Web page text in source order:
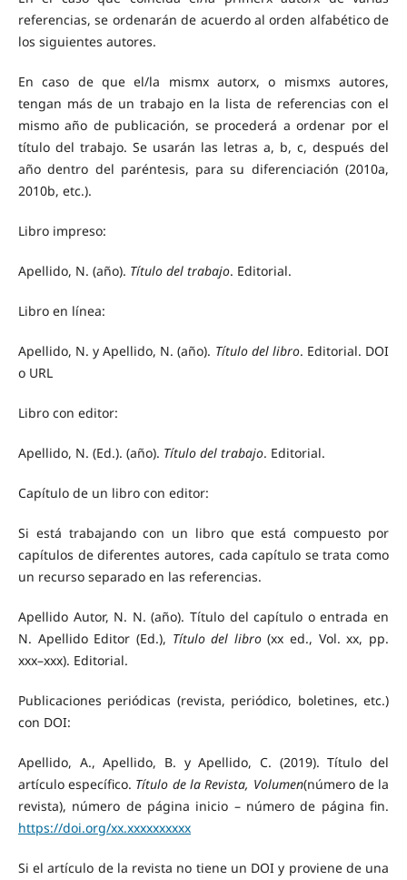
referencias, se ordenarán de acuerdo al orden alfabético de
los siguientes autores.
En caso de que el/la mismx autorx, o mismxs autores,
tengan más de un trabajo en la lista de referencias con el
mismo año de publicación, se procederá a ordenar por el
título del trabajo. Se usarán las letras a, b, c, después del
año dentro del paréntesis, para su diferenciación (2010a,
2010b, etc.).
Libro impreso:
Apellido, N. (año). Título del trabajo. Editorial.
Libro en línea:
Apellido, N. y Apellido, N. (año). Título del libro. Editorial. DOI
o URL
Libro con editor:
Apellido, N. (Ed.). (año). Título del trabajo. Editorial.
Capítulo de un libro con editor:
Si está trabajando con un libro que está compuesto por
capítulos de diferentes autores, cada capítulo se trata como
un recurso separado en las referencias.
Apellido Autor, N. N. (año). Título del capítulo o entrada en
N. Apellido Editor (Ed.), Título del libro(xx ed., Vol. xx, pp.
xxx–xxx). Editorial.
Publicaciones periódicas (revista, periódico, boletines, etc.)
con DOI:
Apellido, A., Apellido, B. y Apellido, C. (2019). Título del
artículo específico. Título de la Revista, Volumen(número de la
revista), número de página inicio – número de página fin.
https://doi.org/xx.xxxxxxxxxx
Si el artículo de la revista no tiene un DOI y proviene de una